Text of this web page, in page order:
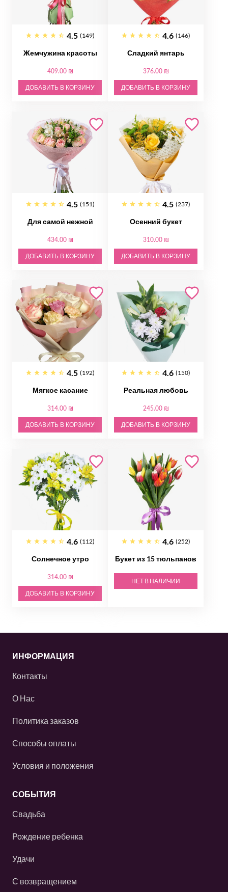
4.5 (149)
Жемчужина красоты
409.00 ₪
ДОБАВИТЬ В КОРЗИНУ
4.6 (146)
Сладкий янтарь
376.00 ₪
ДОБАВИТЬ В КОРЗИНУ
4.5 (151)
Для самой нежной
434.00 ₪
ДОБАВИТЬ В КОРЗИНУ
4.5 (237)
Осенний букет
310.00 ₪
ДОБАВИТЬ В КОРЗИНУ
4.5 (192)
Мягкое касание
314.00 ₪
ДОБАВИТЬ В КОРЗИНУ
4.6 (150)
Реальная любовь
245.00 ₪
ДОБАВИТЬ В КОРЗИНУ
4.6 (112)
Солнечное утро
314.00 ₪
ДОБАВИТЬ В КОРЗИНУ
4.6 (252)
Букет из 15 тюльпанов
НЕТ В НАЛИЧИИ
ИНФОРМАЦИЯ
Контакты
О Нас
Политика заказов
Способы оплаты
Условия и положения
СОБЫТИЯ
Свадьба
Рождение ребенка
Удачи
С возвращением